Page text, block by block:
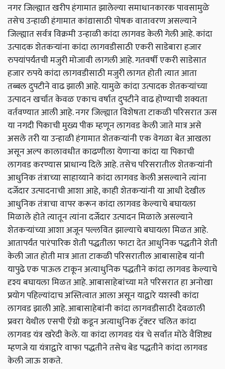
नगर जिल्ह्यात खरीप हंगामात झालेल्या समाधानकारक पावसामुळे
तसेच उन्हाळी हंगामात कांद्यासाठी पोषक वातावरण असल्याने
जिल्ह्यात सर्वत्र विक्रमी उन्हाळी कांदा लागवड केली गेली आहे. कांदा
उत्पादक शेतकऱ्यांना कांदा लागवडीसाठी एकरी साडेबारा हजार
रुपयांपर्यंतची मजुरी मोजावी लागली आहे. गतवर्षी एकरी साडेसात
हजार रुपये कांदा लागवडीसाठी मजुरी लागत होती त्यात आता
तब्बल दुपटीने वाढ झाली आहे. यामुळे कांदा उत्पादक शेतकऱ्यांच्या
उत्पादन खर्चात केवळ एकाच वर्षात दुपटीने वाढ होण्याची शक्यता
वर्तवण्यात आली आहे. नगर जिल्ह्यात विशेषता टाकळी परिसरात ऊस
या नगदी पिकाची मुख्य पीक म्हणून लागवड केली जाते मात्र असे
असले तरी या उन्हाळी हंगामात शेतकऱ्यांनी एक वेगळा बेत आखला
असून अल्प कालावधीत काढणीला येणाऱ्या कांदा या पिकाची
लागवड करण्यास प्राधान्य दिले आहे. तसेच परिसरातील शेतकऱ्यांनी
आधुनिक तंत्राच्या साहाय्याने कांदा लागवड केली असल्याने त्यांना
दर्जेदार उत्पादनाची आशा आहे, काही शेतकऱ्यांनी या आधी देखील
आधुनिक तंत्राचा वापर करून कांदा लागवड केल्याचे बघायला
मिळाले होते त्यातून त्यांना दर्जेदार उत्पादन मिळाले असल्याने
शेतकऱ्यांच्या आशा अजून पल्लवित झाल्याचे बघायला मिळत आहे.
आतापर्यंत पारंपारिक शेती पद्धतीला फाटा देत आधुनिक पद्धतीने शेती
केली जात होती मात्र आता टाकळी परिसरातील आबासाहेब यांनी
यापुढे एक पाऊल टाकून अत्याधुनिक पद्धतीने कांदा लागवड केल्याचे
दृश्य बघायला मिळत आहे. आबासाहेबांच्या मते परिसरात हा अनोखा
प्रयोग पहिल्यांदाच अस्तित्वात आला असून याद्वारे यशस्वी कांदा
लागवड झाली आहे. आबासाहेबांनी कांदा लागवडीसाठी देवळाली
प्रवरा येथील एसपी ऍग्रो कडून अत्याधुनिक ट्रॅक्‍टर चलित कांदा
लागवड यंत्र खरेदी केले. या कांदा लागवड यंत्र चे सर्वात मोठे वैशिष्ट्य
म्हणजे या यंत्राद्वारे वाफा पद्धतीने तसेच बेड पद्धतीने कांदा लागवड
केली जाऊ शकते.